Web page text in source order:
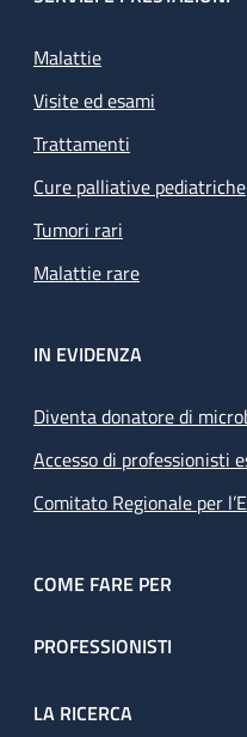
Malattie
Visite ed esami
Trattamenti
Cure palliative pediatriche
Tumori rari
Malattie rare
IN EVIDENZA
Diventa donatore di
Accesso di professionisti
Comitato Regionale per
COME FARE PER
PROFESSIONISTI
LA RICERCA